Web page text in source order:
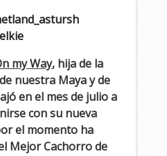
my Way, hija de la
nuestra Maya y de
en el mes de julio a
con su nueva
el momento ha
Mejor Cachorro de